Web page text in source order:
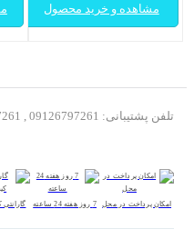
مشاهده و خرید محصول
تلفن پشتیبانی: 09126797261 , 09396797261
امکان پرداخت در محل 7 روز هفته 24 ساعته گارانتی